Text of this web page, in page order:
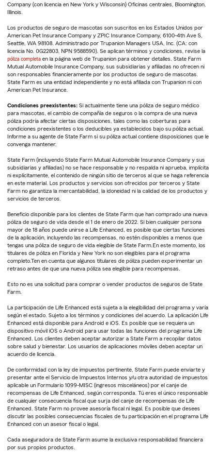
Company (con licencia en New York y Wisconsin) Oficinas centrales, Bloomington,
Illinois.
Los productos de seguro de mascotas son suscritos en los Estados Unidos por
American Pet Insurance Company y ZPIC Insurance Company, 6100-4th Ave S,
Seattle, WA 98108. Administrado por Trupanion Managers USA, Inc. (CA: con
licencia No. 0G22803, NPN 9588590). Se aplican términos y condiciones, revise la
póliza completa en la página web de Trupanion para obtener detalles. State Farm
Mutual Automobile Insurance Company, sus subsidiarias y afiliadas no ofrecen ni
son responsables financieramente por los productos de seguro de mascotas.
State Farm es una entidad independiente y no está afiliada con Trupanion ni con
American Pet Insurance.
Condiciones preexistentes: Si actualmente tiene una póliza de seguro médico
para mascotas, el cambio de compañía de seguros o la compra de una nueva
póliza podría afectar ciertas disposiciones, tales como las coberturas para
condiciones preexistentes o los deducibles ya establecidos bajo su póliza actual.
Informe a su agente de State Farm si su póliza actual contiene disposiciones que le
convenga mantener.
State Farm (incluyendo State Farm Mutual Automobile Insurance Company y sus
subsidiarias y afiliadas) no se hace responsable y no respalda ni aprueba, implícita
ni explícitamente, el contenido de ningún sitio de terceros al que se haga referencia
en este material. Los productos y servicios son ofrecidos por terceros y State
Farm no garantiza la mercantabilidad, la idoneidad ni la calidad de los productos y
servicios de terceros.
Beneficio disponible para los clientes de State Farm que han comprado una nueva
póliza de seguro de vida desde el 1 de enero de 2022. Si bien cualquier persona
mayor de 18 años puede unirse a Life Enhanced, es posible que ciertas funciones
de la aplicación, incluyendo las recompensas, no estén disponibles a menos que
tengas una póliza de seguro de vida elegible de State Farm.En este momento, los
titulares de póliza en Florida y New York no son elegibles para el programa
completo.Ten en cuenta que algunos titulares de póliza pueden experimentar un
retraso antes de que una nueva póliza sea elegible para recompensas.
Esto no es una solicitud para comprar o vender productos de seguros de State
Farm.
La participación de Life Enhanced está sujeta a la elegibilidad del programa y varía
según el estado. Sujeto a los términos y condiciones del acuerdo. La aplicación Life
Enhanced está disponible para Android e iOS. Es posible que se requiera un
dispositivo móvil iOS o Android para usar todas las funciones del programa Life
Enhanced. Los clientes deben aceptar autorizar a State Farm a recopilar datos
sobre salud y bienestar. Los usuarios de aplicaciones móviles deben aceptar un
acuerdo de licencia.
De conformidad con la ley de impuestos pertinente, State Farm puede enviarte y
presentar ante el Servicio de Impuestos Internos y/u otra autoridad de impuestos
aplicable un Formulario 1099-MISC (ingresos misceláneos) por el canje de
recompensas de Life Enhanced, según corresponda. Tú eres el único responsable
de cualquier consecuencia fiscal que surja del canje de recompensas de Life
Enhanced. State Farm no provee asesoría fiscal ni legal. Es posible que desees
discutir las posibles consecuencias fiscales de tu participación en el programa Life
Enhanced con un asesor fiscal o legal.
Cada aseguradora de State Farm asume la exclusiva responsabilidad financiera
por sus propios productos.